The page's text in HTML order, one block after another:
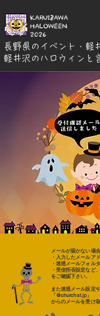
KARUIZAWA
HALOWEEN
2026
長野県のイベント・軽
軽井沢のハロウィンと
メールが届かない場
・入力したメールア
・迷惑メールフォル
・受信拒否設定など
をご確認下さい。
また迷惑メール設定
「@churchst.jp」
からのメールを受け